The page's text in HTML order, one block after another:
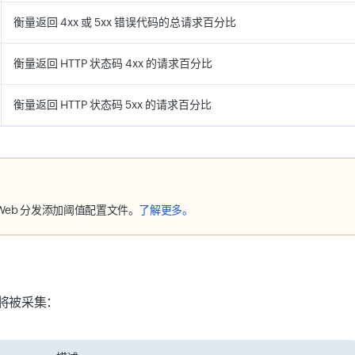
衡量返回 4xx 或 5xx 错误代码的总请求百分比
衡量返回 HTTP 状态码 4xx 的请求百分比
衡量返回 HTTP 状态码 5xx 的请求百分比
分发添加阈值配置文件。 了解更多。
被采集：